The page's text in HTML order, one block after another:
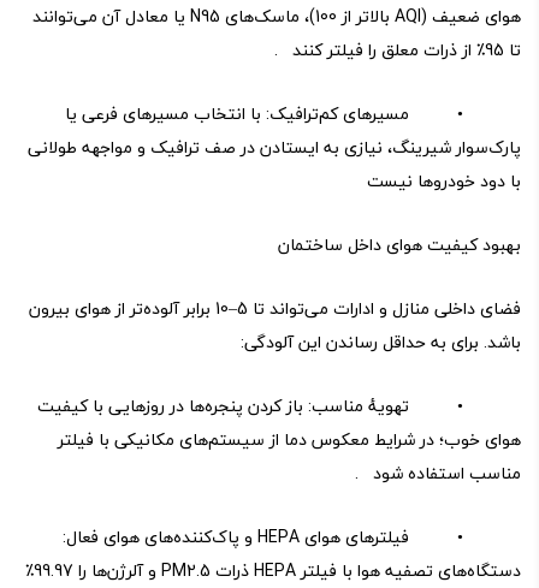
هوای ضعیف (AQI بالاتر از 100)، ماسک‌های N95 یا معادل آن می‌توانند
تا 95٪ از ذرات معلق را فیلتر کنند .
• مسیرهای کم‌ترافیک: با انتخاب مسیرهای فرعی یا
پارک‌سوار شیرینگ، نیازی به ایستادن در صف ترافیک و مواجهه طولانی
با دود خودروها نیست
بهبود کیفیت هوای داخل ساختمان
فضای داخلی منازل و ادارات می‌تواند تا 5–10 برابر آلوده‌تر از هوای بیرون
باشد. برای به حداقل رساندن این آلودگی:
• تهویهٔ مناسب: باز کردن پنجره‌ها در روزهایی با کیفیت
هوای خوب؛ در شرایط معکوس دما از سیستم‌های مکانیکی با فیلتر
مناسب استفاده شود .
• فیلترهای هوای HEPA و پاک‌کننده‌های هوای فعال:
دستگاه‌های تصفیه هوا با فیلتر HEPA ذرات PM2.5 و آلرژن‌ها را 99.97٪